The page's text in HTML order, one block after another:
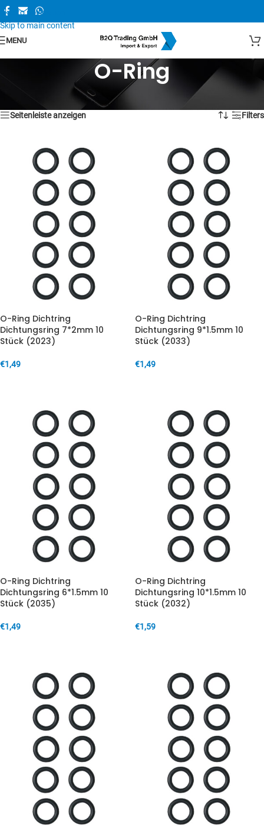
Skip to navigation
Skip to main content
MENU
O-Ring
1–16 von 35 Ergebnissen werden angezeigt
Seitenleiste anzeigen Filters
O-Ring Dichtring
Dichtungsring 7*2mm 10
Stück (2023)
€1,49
O-Ring Dichtring
Dichtungsring 9*1.5mm 10
Stück (2033)
€1,49
O-Ring Dichtring
Dichtungsring 6*1.5mm 10
Stück (2035)
€1,49
O-Ring Dichtring
Dichtungsring 10*1.5mm 10
Stück (2032)
€1,59